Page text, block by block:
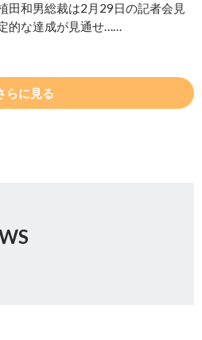
田和男総裁は2月29日の記者会見
的な達成が見通せ……
らに見る